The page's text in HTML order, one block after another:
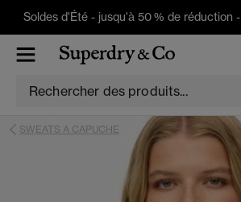
Soldes d'Été -jusqu'à 50 % de réduction -
SWEATS A CAPUCHE